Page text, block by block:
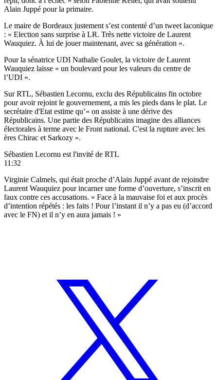
Alain Juppé pour la primaire.
Le maire de Bordeaux justement s’est contenté d’un tweet laconique
: « Election sans surprise à LR. Très nette victoire de Laurent
Wauquiez. À lui de jouer maintenant, avec sa génération ».
Pour la sénatrice UDI Nathalie Goulet, la victoire de Laurent
Wauquiez laisse « un boulevard pour les valeurs du centre de
l’UDI ».
Sur RTL, Sébastien Lecornu, exclu des Républicains fin octobre
pour avoir rejoint le gouvernement, a mis les pieds dans le plat. Le
secrétaire d'Etat estime qu’« on assiste à une dérive des
Républicains. Une partie des Républicains imagine des alliances
électorales à terme avec le Front national. C'est la rupture avec les
ères Chirac et Sarkozy ».
Sébastien Lecornu est l'invité de RTL
11:32
Virginie Calmels, qui était proche d’Alain Juppé avant de rejoindre
Laurent Wauquiez pour incarner une forme d’ouverture, s’inscrit en
faux contre ces accusations. « Face à la mauvaise foi et aux procès
d’intention répétés : les faits ! Pour l’instant il n’y a pas eu (d’accord
avec le FN) et il n’y en aura jamais ! »